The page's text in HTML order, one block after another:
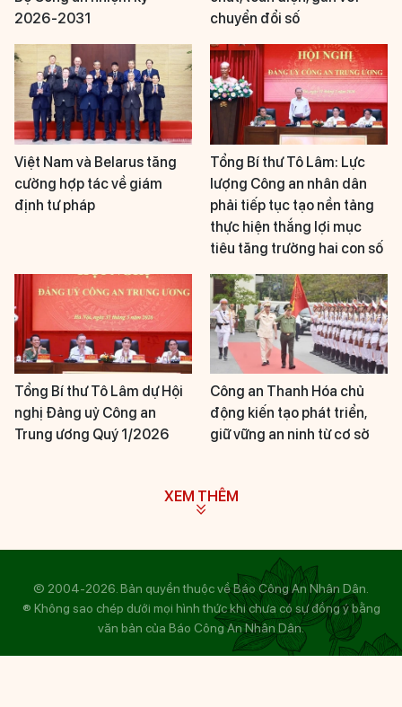
2026-2031
chuyển đổi số
Việt Nam và Belarus tăng
cường hợp tác về giám
định tư pháp
Tổng Bí thư Tô Lâm: Lực
lượng Công an nhân dân
phải tiếp tục tạo nền tảng
thực hiện thắng lợi mục
tiêu tăng trưởng hai con số
Tổng Bí thư Tô Lâm dự Hội
nghị Đảng uỷ Công an
Trung ương Quý 1/2026
Công an Thanh Hóa chủ
động kiến tạo phát triển,
giữ vững an ninh từ cơ sở
XEM THÊM
© 2004-2026. Bản quyền thuộc về Báo Công An Nhân Dân.
® Không sao chép dưới mọi hình thức khi chưa có sự đồng ý bằng
văn bản của Báo Công An Nhân Dân.